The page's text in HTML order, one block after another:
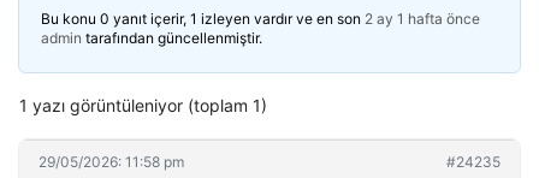
Bu konu 0 yanıt içerir, 1 izleyen vardır ve en son 2 ay 1 hafta önce
admin tarafından güncellenmiştir.
1 yazı görüntüleniyor (toplam 1)
29/05/2026: 11:58 pm #24235